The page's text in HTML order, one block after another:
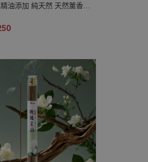
油添加 純天然 天然薰香
花香 無助燃劑 不燙手 天
解憂花 放鬆 舒壓 提升貴